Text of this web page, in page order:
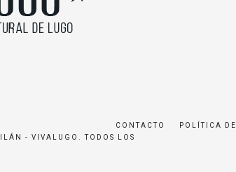
CONTACTO POLÍTICA
- VIVALUGO. TODOS LOS